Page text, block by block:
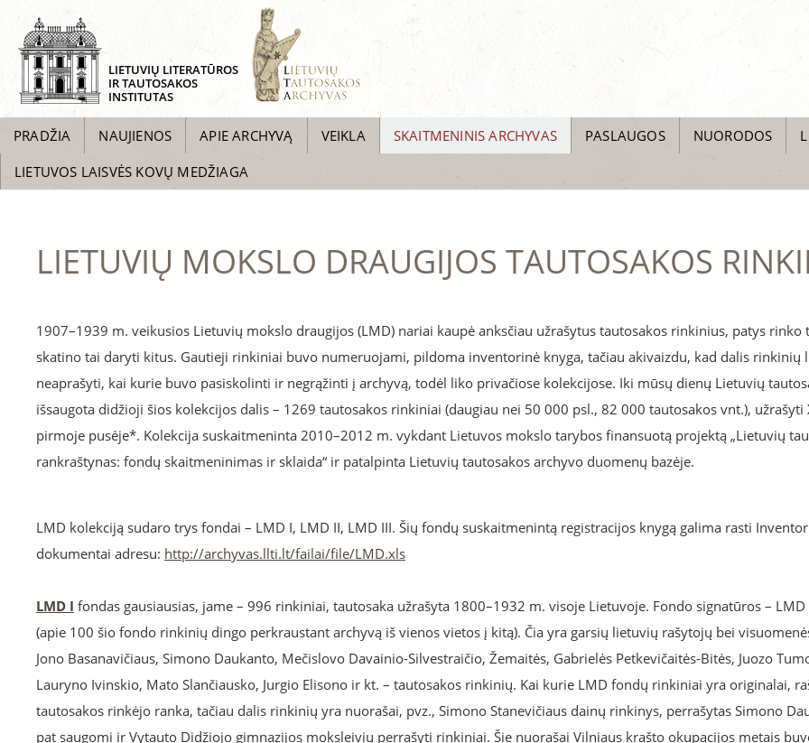
LIETUVIŲ LITERATŪROS
IR TAUTOSAKOS
INSTITUTAS
PRADŽIA NAUJIENOS APIE ARCHYVĄ VEIKLA SKAITMENINIS ARCHYVAS PASLAUGOS NUORODOS
LIETUVOS LAISVĖS KOVŲ MEDŽIAGA
LIETUVIŲ MOKSLO DRAUGIJOS TAUTOSAKOS
1907–1939 m. veikusios Lietuvių mokslo draugijos (LMD) nariai kaupė anksčiau užrašytus tautosakos rinkinius, patys rinko
skatino tai daryti kitus. Gautieji rinkiniai buvo numeruojami, pildoma inventorinė knyga, tačiau akivaizdu, kad dalis rinkinių
neaprašyti, kai kurie buvo pasiskolinti ir negrąžinti į archyvą, todėl liko privačiose kolekcijose. Iki mūsų dienų Lietuvių
išsaugota didžioji šios kolekcijos dalis – 1269 tautosakos rinkiniai (daugiau nei 50 000 psl., 82 000 tautosakos vnt.), užrašyti
pirmoje pusėje*. Kolekcija suskaitmeninta 2010–2012 m. vykdant Lietuvos mokslo tarybos finansuotą projektą „Lietuvių
rankraštynas: fondų skaitmeninimas ir sklaida“ ir patalpinta Lietuvių tautosakos archyvo duomenų bazėje.
LMD kolekciją sudaro trys fondai – LMD I, LMD II, LMD III. Šių fondų suskaitmenintą registracijos knygą galima rasti
dokumentai adresu: http://archyvas.llti.lt/failai/file/LMD.xls
LMD I fondas gausiausias, jame – 996 rinkiniai, tautosaka užrašyta 1800–1932 m. visoje Lietuvoje. Fondo signatūros – LMD
(apie 100 šio fondo rinkinių dingo perkraustant archyvą iš vienos vietos į kitą). Čia yra garsių lietuvių rašytojų bei
Jono Basanavičiaus, Simono Daukanto, Mečislovo Davainio-Silvestraičio, Žemaitės, Gabrielės Petkevičaitės-Bitės, Juozo
Lauryno Ivinskio, Mato Slančiausko, Jurgio Elisono ir kt. – tautosakos rinkinių. Kai kurie LMD fondų rinkiniai yra originalai,
tautosakos rinkėjo ranka, tačiau dalis rinkinių yra nuorašai, pvz., Simono Stanevičiaus dainų rinkinys, perrašytas Simono
pat saugomi ir Vytauto Didžiojo gimnazijos moksleivių perrašyti rinkiniai. Šie nuorašai Vilniaus krašto okupacijos metais